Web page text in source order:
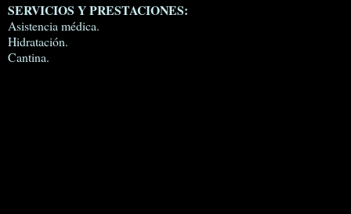
SERVICIOS Y PRESTACIONES:
Asistencia médica.
Hidratación.
Cantina.